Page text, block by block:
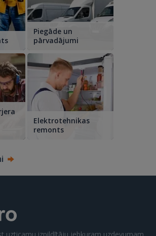
Piegāde un
pārvadājumi
Elektrotehnikas
remonts